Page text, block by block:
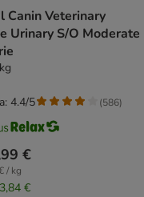
Canin Veterinary
Urinary S/O Moderate
€
/ kg
€
4.4/5 (586)